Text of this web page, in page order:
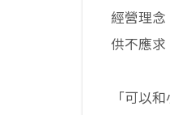
經營理念
供不應求
「可以